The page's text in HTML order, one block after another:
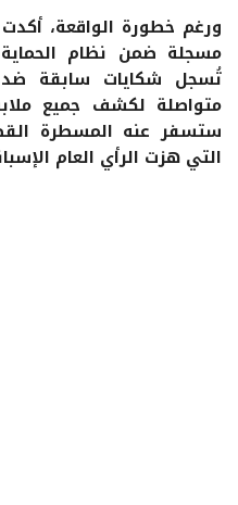
ورغم خطورة الواقعة،
مسجلة ضمن نظام
تُسجل شكايات سابقة ضد
متواصلة لكشف جميع
ستسفر عنه المسطرة
التي هزت الرأي العام